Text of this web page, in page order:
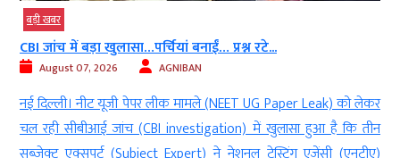
बड़ी खबर
CBI जांच में बड़ा खुलासा…पर्चियां बनाईं… प्रश्न रटे...
August 07, 2026 AGNIBAN
नई दिल्ली। नीट यूजी पेपर लीक मामले (NEET UG Paper Leak) को लेकर
चल रही सीबीआई जांच (CBI investigation) में खुलासा हुआ है कि तीन